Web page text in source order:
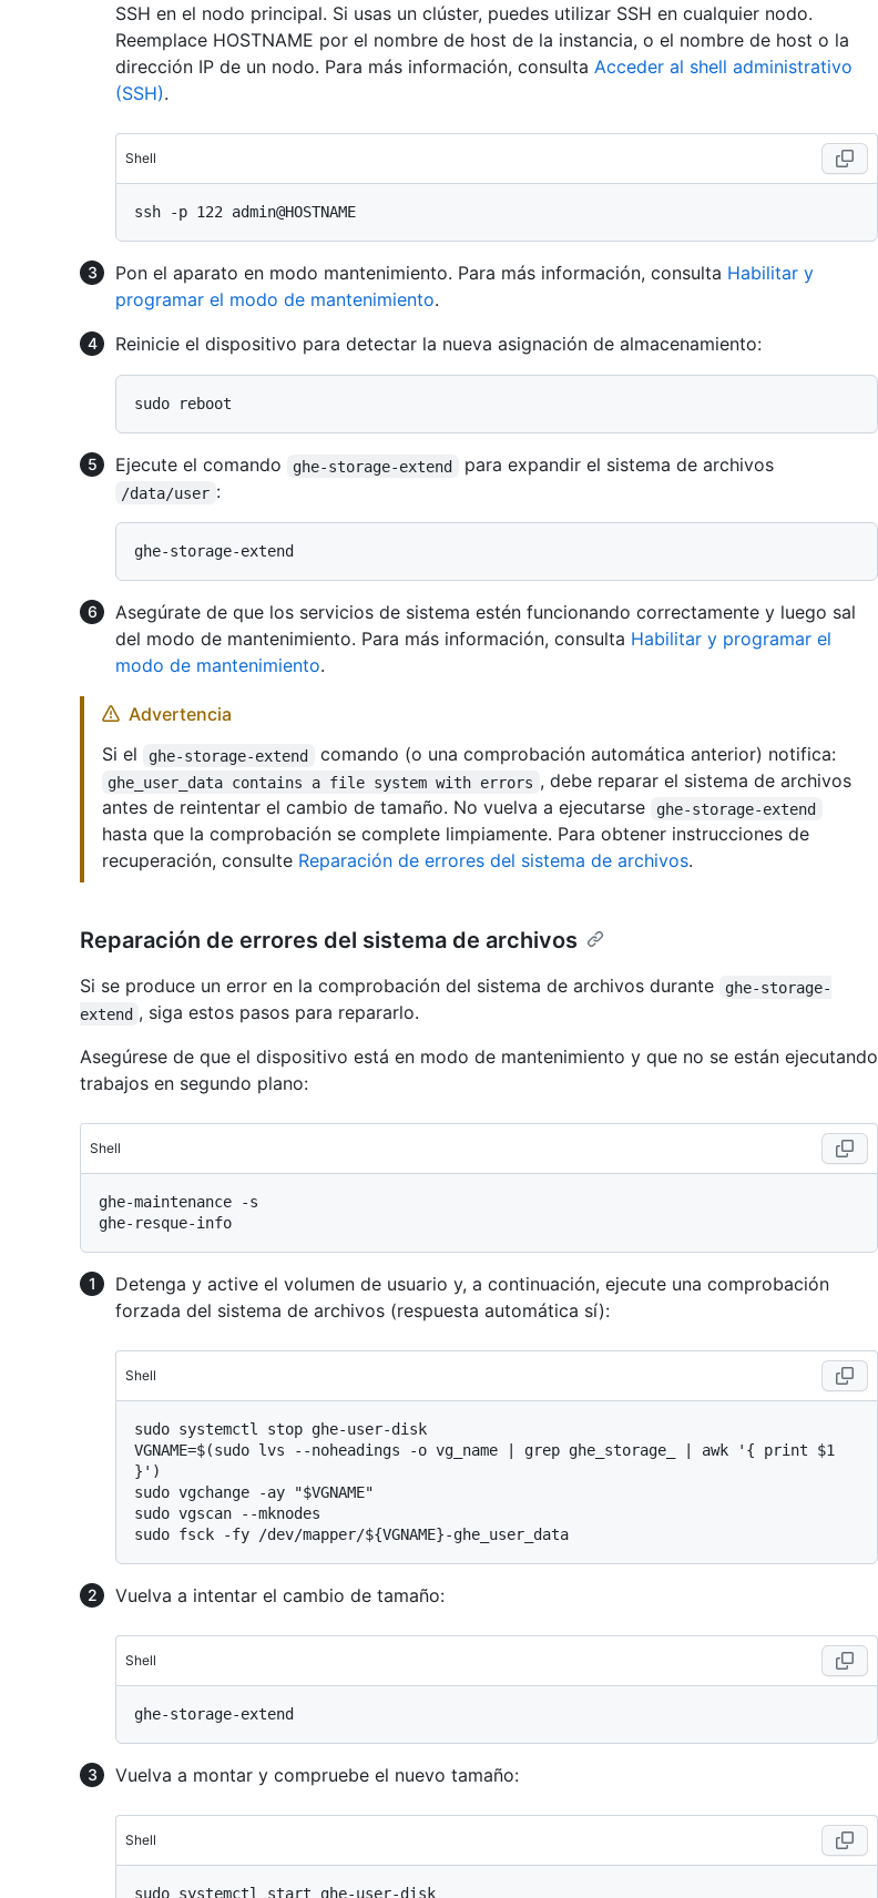
SSH en el nodo principal. Si usas un clúster, puedes utilizar SSH en cualquier nodo.
Reemplace HOSTNAME por el nombre de host de la instancia, o el nombre de host o la
dirección IP de un nodo. Para más información, consulta Acceder al shell administrativo
(SSH).
Shell
Pon el aparato en modo mantenimiento. Para más información, consulta Habilitar y
programar el modo de mantenimiento.
Reinicie el dispositivo para detectar la nueva asignación de almacenamiento:
Ejecute el comando ghe-storage-extend para expandir el sistema de archivos
/data/user :
Asegúrate de que los servicios de sistema estén funcionando correctamente y luego sal
del modo de mantenimiento. Para más información, consulta Habilitar y programar el
modo de mantenimiento.
Advertencia
Si el
ghe-storage-extend comando (o una comprobación automática anterior) notifica:
ghe_user_data contains a file system with errors , debe reparar el sistema de archivos
antes de reintentar el cambio de tamaño. No vuelva a ejecutarse
ghe-storage-extend
hasta que la comprobación se complete limpiamente. Para obtener instrucciones de
recuperación, consulte Reparación de errores del sistema de archivos.
Reparación de errores del sistema de archivos
Si se produce un error en la comprobación del sistema de archivos durante
ghe-storage-
extend , siga estos pasos para repararlo.
Asegúrese de que el dispositivo está en modo de mantenimiento y que no se están ejecutando
trabajos en segundo plano:
Shell
ghe-maintenance -s
Detenga y active el volumen de usuario y, a continuación, ejecute una comprobación
forzada del sistema de archivos (respuesta automática sí):
Shell
sudo systemctl stop ghe-user-disk
VGNAME=$(sudo lvs --noheadings -o vg_name | grep ghe_storage_ | awk '{ print $1
}')
sudo vgchange -ay "$VGNAME"
sudo vgscan --mknodes
Vuelva a intentar el cambio de tamaño:
Shell
Vuelva a montar y compruebe el nuevo tamaño:
Shell
sudo systemctl start ghe-user-disk